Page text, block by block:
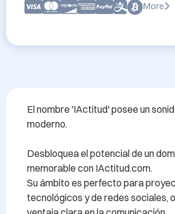
More
El nombre 'IActitud' posee un
moderno.
Desbloquea el potencial de un
memorable con IActitud.com.
Su ámbito es perfecto para
tecnológicos y de redes sociales,